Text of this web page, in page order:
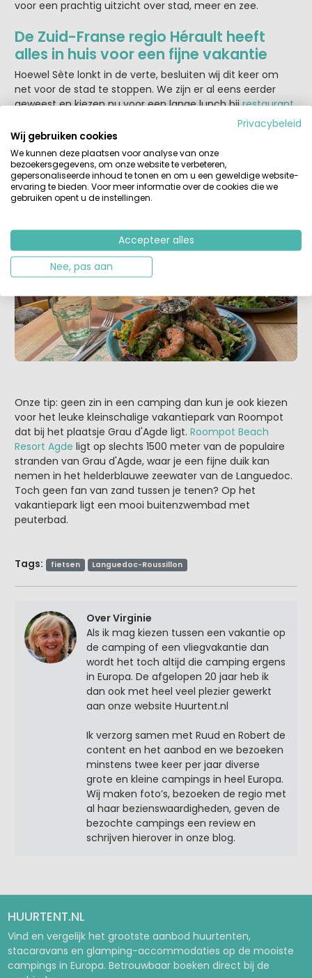
voor een prachtig uitzicht over stad, meer en zee.
De Zuid-Franse regio Hérault heeft
alles in huis voor een fijne vakantie
Hoewel Sète lonkt in de verte, besluiten wij dit keer om
net voor de stad te stoppen. We zijn er al eens eerder
geweest en kiezen nu voor een lange lunch bijrestaurant
, een echte aanrader. Het restaurant ligt zo'n 5
kilometer van het centrum van Sète en je hebt uitzicht
op het strand. Hier genieten we van een ontspannen
maaltijd in de schaduw, met uitzicht op zee en een fijne,
ongedwongen sfeer. Na de lunch keren we rustig terug
richting de camping. Windje mee, zon op ons gezicht en
een hoofd vol mooie indrukken van deze afwisselende
Onze tip: geen zin in een camping dan kun je ook kiezen
voor het leuke kleinschalige vakantiepark van Roompot
dat bij het plaatsje Grau d'Agde ligt. Roompot Beach
Resort Agde ligt op slechts 1500 meter van de populaire
stranden van Grau d'Agde, waar je een fijne duik kan
nemen in het helderblauwe zeewater van de Languedoc.
Toch geen fan van zand tussen je tenen? Op het
vakantiepark ligt een mooi buitenzwembad met
peuterbad.
Tags: fietsen Languedoc-Roussillon
Over Virginie
Als ik mag kiezen tussen een vakantie op
de camping of een vliegvakantie dan
wordt het toch altijd die camping ergens
in Europa. De afgelopen 20 jaar heb ik
dan ook met heel veel plezier gewerkt
aan onze website Huurtent.nl
Ik verzorg samen met Ruud en Robert de
content en het aanbod en we bezoeken
minstens twee keer per jaar diverse
grote en kleine campings in heel Europa.
Wij maken foto’s, bezoeken de regio met
al haar bezienswaardigheden, geven de
bezochte campings een review en
schrijven hierover in onze blog.
HUURTENT.NL
Vind en vergelijk het grootste aanbod huurtenten,
stacaravans en glamping-accommodaties op de mooiste
campings in Europa. Betrouwbaar boeken direct bij de
Privacybeleid
Wij gebruiken cookies
We kunnen deze plaatsen voor analyse van onze
bezoekersgegevens, om onze website te verbeteren,
gepersonaliseerde inhoud te tonen en om u een geweldige website-
ervaring te bieden. Voor meer informatie over de cookies die we
gebruiken opent u de instellingen.
Accepteer alles
Nee, pas aan